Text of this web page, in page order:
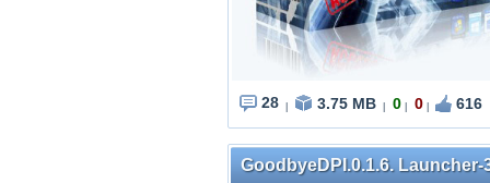
28 3.75 MB 0 0 616
GoodbyeDPI.0.1.6. Launcher-